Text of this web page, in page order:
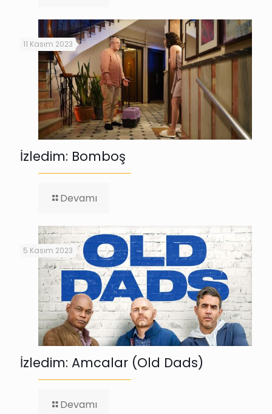
Dünya
2
11 Kasım 2023
İzledim: Bomboş
Devamı
5 Kasım 2023
İzledim: Amcalar (Old Dads)
Devamı